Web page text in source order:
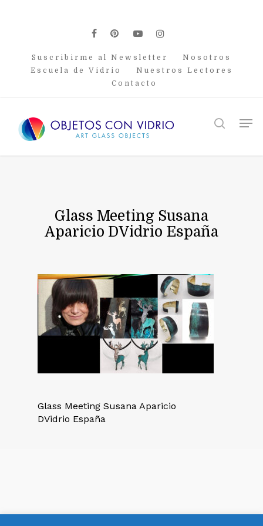
facebook
pinterest
youtubeinstagram
Suscribirme al Newsletter
Nosotros
Escuela de Vidrio
Nuestros Lectores
Contacto
search
Glass Meeting Susana
Aparicio DVidrio España
Glass Meeting Susana Aparicio
DVidrio España